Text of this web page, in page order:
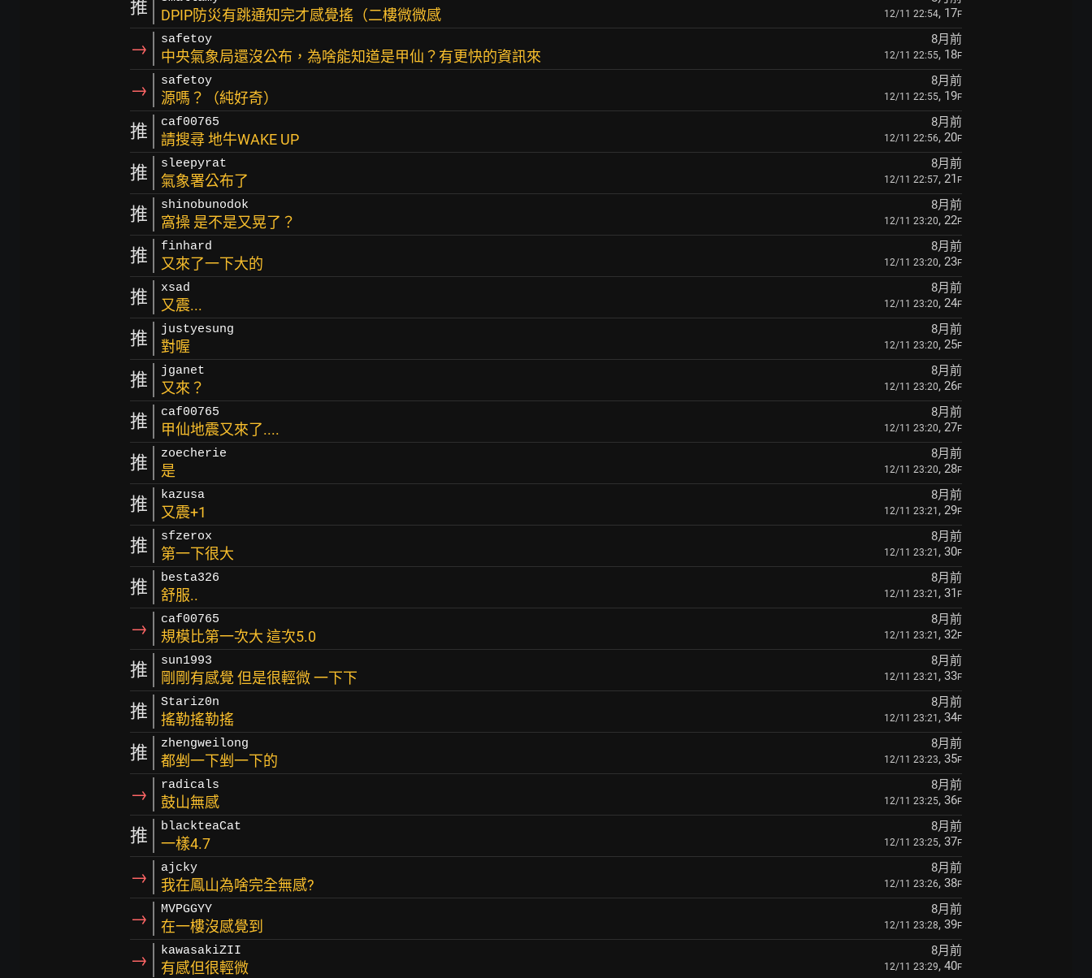
推 DPIP防災有跳通知完才感覺搖（二樓微微感 12/11 22:54, 17F
→ safetoy 8月前
中央氣象局還沒公布，為啥能知道是甲仙？有更快的資訊來 12/11 22:55, 18F
→ safetoy 8月前
源嗎？（純好奇） 12/11 22:55, 19F
推 caf00765 8月前
請搜尋 地牛WAKE UP 12/11 22:56, 20F
推 sleepyrat 8月前
氣象署公布了 12/11 22:57, 21 F
推 shinobunodok 8月前
窩操 是不是又晃了？ 12/11 23:20, 22F
推 finhard 8月前
又來了一下大的 12/11 23:20, 23F
推 xsad 8月前
又震... 12/11 23:20, 24F
推 justyesung 8月前
對喔 12/11 23:20, 25F
推 jganet 8月前
又來？ 12/11 23:20, 26F
推 caf00765 8月前
甲仙地震又來了.... 12/11 23:20, 27F
推 zoecherie 8月前
是 12/11 23:20, 28F
推 kazusa 8月前
又震+1 12/11 23:21 , 29F
推 sfzerox 8月前
第一下很大 12/11 23:21 , 30F
推 besta326 8月前
舒服.. 12/11 23:21 , 31 F
→ caf00765 8月前
規模比第一次大 這次5.0 12/11 23:21 , 32F
推 sun1993 8月前
剛剛有感覺 但是很輕微 一下下 12/11 23:21 , 33F
推 Stariz0n 8月前
搖勒搖勒搖 12/11 23:21 , 34F
推 zhengweilong 8月前
都剉一下剉一下的 12/11 23:23, 35F
→ radicals 8月前
鼓山無感 12/11 23:25, 36F
推 blackteaCat 8月前
一樣4.7 12/11 23:25, 37F
→ ajcky 8月前
我在鳳山為啥完全無感? 12/11 23:26, 38F
→ MVPGGYY 8月前
在一樓沒感覺到 12/11 23:28, 39F
→ kawasakiZII 8月前
有感但很輕微 12/11 23:29, 40F